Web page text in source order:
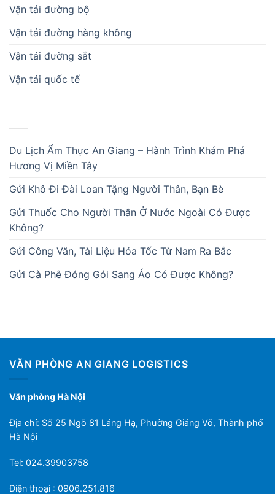
Vận tải đường bộ
Vận tải đường hàng không
Vận tải đường sắt
Vận tải quốc tế
Du Lịch Ẩm Thực An Giang – Hành Trình Khám Phá
Hương Vị Miền Tây
Gửi Khô Đi Đài Loan Tặng Người Thân, Bạn Bè
Gửi Thuốc Cho Người Thân Ở Nước Ngoài Có Được
Không?
Gửi Công Văn, Tài Liệu Hỏa Tốc Từ Nam Ra Bắc
Gửi Cà Phê Đóng Gói Sang Áo Có Được Không?
VĂN PHÒNG AN GIANG LOGISTICS
Văn phòng Hà Nội
Địa chỉ: Số 25 Ngõ 81 Láng Hạ, Phường Giảng Võ, Thành phố
Hà Nội
Tel: 024.39903758
Điện thoại : 0906.251.816